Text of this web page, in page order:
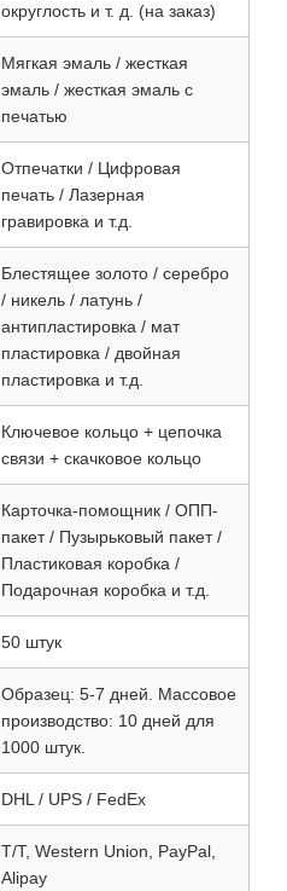
округлость и т. д. (на заказ)
Мягкая эмаль / жесткая
эмаль / жесткая эмаль с
печатью
Отпечатки / Цифровая
печать / Лазерная
гравировка и т.д.
Блестящее золото / серебро
/ никель / латунь /
антипластировка / мат
пластировка / двойная
пластировка и т.д.
Ключевое кольцо + цепочка
связи + скачковое кольцо
Карточка-помощник / ОПП-
пакет / Пузырьковый пакет /
Пластиковая коробка /
Подарочная коробка и т.д.
50 штук
Образец: 5-7 дней. Массовое
производство: 10 дней для
1000 штук.
DHL / UPS / FedEx
T/T, Western Union, PayPal,
Alipay